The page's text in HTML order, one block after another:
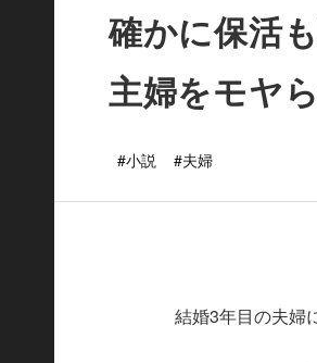
確かに保活
主婦をモヤ
#小説 #夫婦
結婚3年目の夫婦